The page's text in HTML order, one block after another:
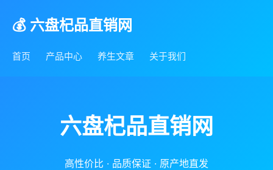
💰 六盘杞品直销网
首页 产品中心 养生文章 关于我们
六盘杞品直销网
高性价比 · 品质保证 · 原产地直发